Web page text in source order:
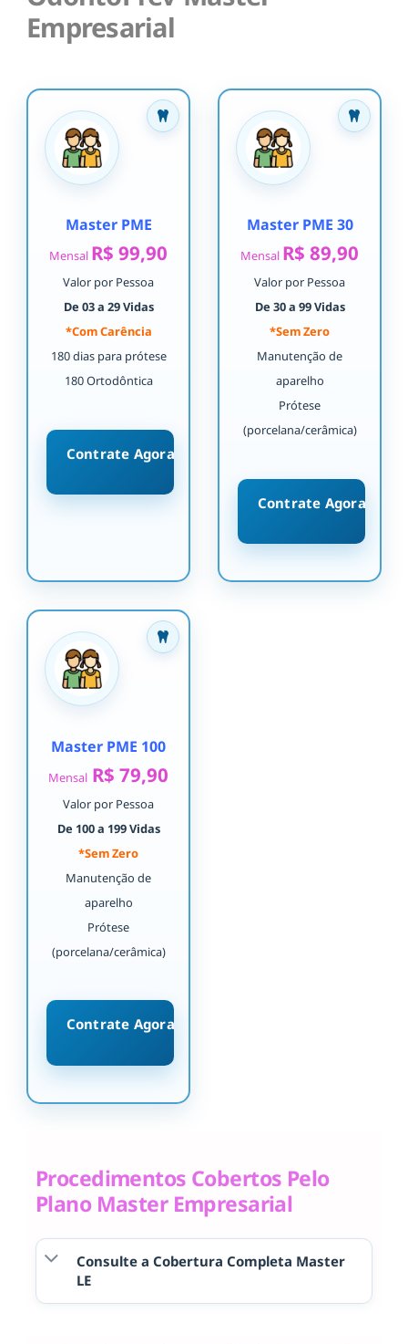
Empresarial
Master PME
Mensal R$ 99,90
Valor por Pessoa
De 03 a 29 Vidas
*Com Carência
180 dias para prótese
180 Ortodôntica
Contrate Agora
Master PME 30
Mensal R$ 89,90
Valor por Pessoa
De 30 a 99 Vidas
*Sem Zero
Manutenção de
aparelho
Prótese
(porcelana/cerâmica)
Contrate Agora
Master PME 100
Mensal R$ 79,90
Valor por Pessoa
De 100 a 199 Vidas
*Sem Zero
Manutenção de
aparelho
Prótese
(porcelana/cerâmica)
Contrate Agora
Procedimentos Cobertos Pelo
Plano Master Empresarial
Consulte a Cobertura Completa Master
LE